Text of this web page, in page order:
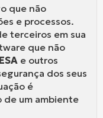
que não
e processos.
terceiros em sua
que não
e outros
dos seus
é
de um ambiente